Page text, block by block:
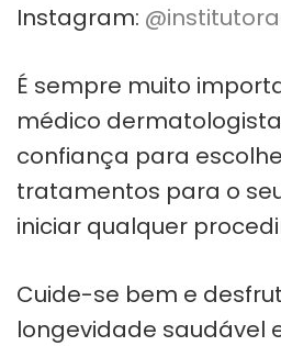
Instagram:
É sempre muito
médico
confiança para
tratamentos para o
iniciar qualquer
Cuide-se bem e
longevidade saudável